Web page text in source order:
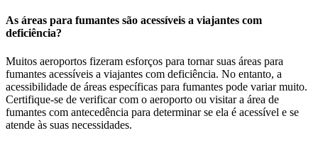
As áreas para fumantes são acessíveis a viajantes com
deficiência?
Muitos aeroportos fizeram esforços para tornar suas áreas para
fumantes acessíveis a viajantes com deficiência. No entanto, a
acessibilidade de áreas específicas para fumantes pode variar muito.
Certifique-se de verificar com o aeroporto ou visitar a área de
fumantes com antecedência para determinar se ela é acessível e se
atende às suas necessidades.